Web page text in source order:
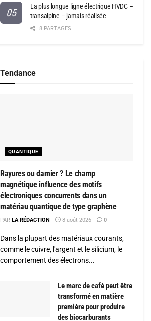
La plus longue ligne électrique HVDC –
transalpine – jamais réalisée
8 PARTAGES
Tendance
QUANTIQUE
Rayures ou damier ? Le champ
magnétique influence des motifs
électroniques concurrents dans un
matériau quantique de type graphène
PAR LA RÉDACTION 8 août 2026 0
Dans la plupart des matériaux courants,
comme le cuivre, l'argent et le silicium, le
comportement des électrons...
Le marc de café peut être
transformé en matière
première pour produire
des biocarburants